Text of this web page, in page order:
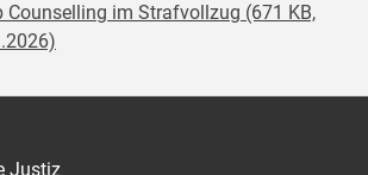
Counselling im Strafvollzug (671 KB,
Justiz